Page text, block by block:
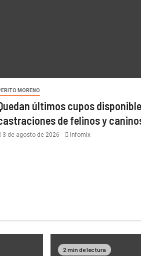
MORENO
últimos cupos
de felinos y
3 de agosto de 2026 Infomix
2 min de lectura